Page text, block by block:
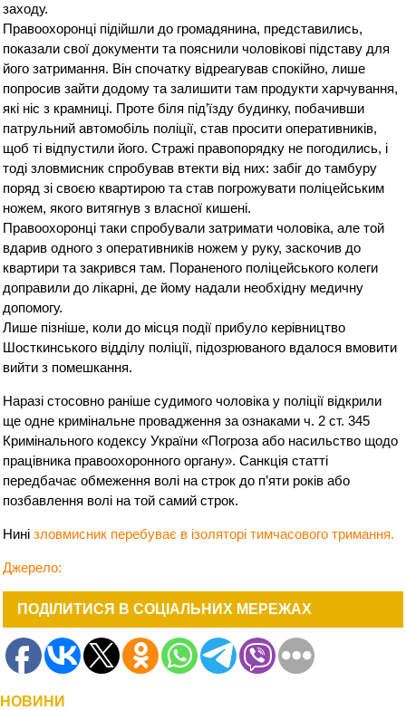
заходу.
Правоохоронці підійшли до громадянина, представились,
показали свої документи та пояснили чоловікові підставу для
його затримання. Він спочатку відреагував спокійно, лише
попросив зайти додому та залишити там продукти харчування,
які ніс з крамниці. Проте біля під’їзду будинку, побачивши
патрульний автомобіль поліції, став просити оперативників,
щоб ті відпустили його. Стражі правопорядку не погодились, і
тоді зловмисник спробував втекти від них: забіг до тамбуру
поряд зі своєю квартирою та став погрожувати поліцейським
ножем, якого витягнув з власної кишені.
Правоохоронці таки спробували затримати чоловіка, але той
вдарив одного з оперативників ножем у руку, заскочив до
квартири та закрився там. Пораненого поліцейського колеги
доправили до лікарні, де йому надали необхідну медичну
допомогу.
Лише пізніше, коли до місця події прибуло керівництво
Шосткинського відділу поліції, підозрюваного вдалося вмовити
вийти з помешкання.
Наразі стосовно раніше судимого чоловіка у поліції відкрили
ще одне кримінальне провадження за ознаками ч. 2 ст. 345
Кримінального кодексу України «Погроза або насильство щодо
працівника правоохоронного органу». Санкція статті
передбачає обмеження волі на строк до п’яти років або
позбавлення волі на той самий строк.
Нинізловмисник перебуває в ізоляторі тимчасового тримання.
Джерело:
ПОДІЛИТИСЯ В СОЦІАЛЬНИХ МЕРЕЖАХ
НОВИНИ